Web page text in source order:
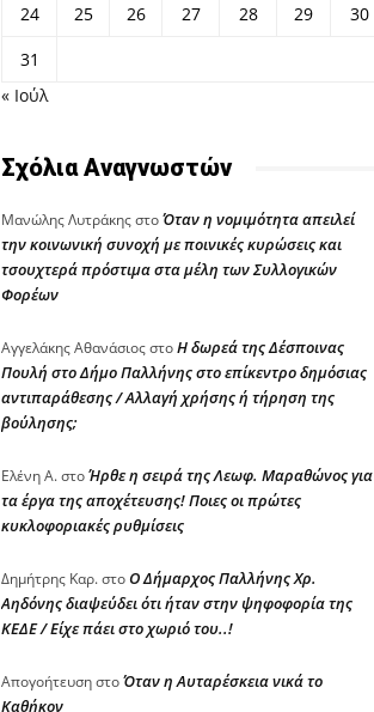
24
25 26 27 28 29
30
31
« Ιούλ
Σχόλια Αναγνωστών
Μανώλης ΛυτράκηςστοΌταν η νομιμότητα απειλεί
την κοινωνική συνοχή με ποινικές κυρώσεις και
τσουχτερά πρόστιμα στα μέλη των Συλλογικών
Φορέων
Αγγελάκης ΑθανάσιοςστοΗ δωρεά της Δέσποινας
Πουλή στο Δήμο Παλλήνης στο επίκεντρο δημόσιας
αντιπαράθεσης / Αλλαγή χρήσης ή τήρηση της
βούλησης;
Ελένη Α.στοΉρθε η σειρά της Λεωφ. Μαραθώνος για
τα έργα της αποχέτευσης! Ποιες οι πρώτες
κυκλοφοριακές ρυθμίσεις
Δημήτρης Καρ.στοΟ Δήμαρχος Παλλήνης Χρ.
Αηδόνης διαψεύδει ότι ήταν στην ψηφοφορία της
ΚΕΔΕ / Είχε πάει στο χωριό του..!
ΑπογοήτευσηστοΌταν η Αυταρέσκεια νικά το
Καθήκον